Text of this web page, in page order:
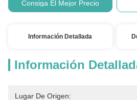
Consiga El Mejor Precio
Información Detallada
Información
Lugar De Origen: